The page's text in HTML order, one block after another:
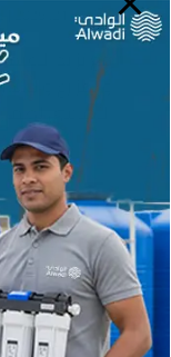
نوفمبر 21, 2025
مع تزايد
والمزارع
الأساسي